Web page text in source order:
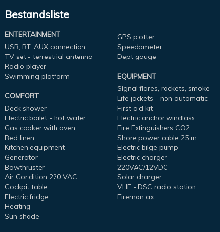
Bestandsliste
ENTERTAINMENT
USB, BT, AUX connection
TV set - terrestrial antenna
Radio player
Swimming platform
COMFORT
Deck shower
Electric boilet - hot water
Gas cooker with oven
Bed linen
Kitchen equipment
Generator
Bowthruster
Air Condition 220 VAC
Cockpit table
Electric fridge
Heating
Sun shade
GPS plotter
Speedometer
Dept gauge
EQUIPMENT
Signal flares, rockets, smoke
Life jackets - non automatic
First aid kit
Electric anchor windlass
Fire Extinguishers CO2
Shore power cable 25 m
Electric bilge pump
Electric charger
220VAC/12VDC
Solar charger
VHF - DSC radio station
Fireman ax